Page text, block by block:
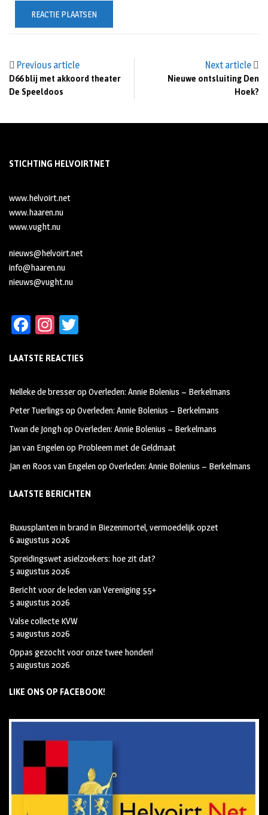
Previous article
D66 blij met akkoord theater
De Speeldoos
Next article
Nieuwe ontsluiting Den
Hoek?
STICHTING HELVOIRTNET
www.helvoirt.net
www.haaren.nu
www.vught.nu
nieuws@helvoirt.net
info@haaren.nu
nieuws@vught.nu
Fa
b
oo
k
In
ag
m
tt
LAATSTE REACTIES
Nelleke de bresseropOverleden: Annie Bolenius – Berkelmans
Peter Tuerlings opOverleden: Annie Bolenius – Berkelmans
Twan de JonghopOverleden: Annie Bolenius – Berkelmans
Jan van Engelenop Probleem met de Geldmaat
Jan en Roos van EngelenopOverleden: Annie Bolenius – Berkelmans
LAATSTE BERICHTEN
Buxusplanten in brand in Biezenmortel, vermoedelijk opzet
6 augustus 2026
Spreidingswet asielzoekers: hoe zit dat?
5 augustus 2026
Bericht voor de leden van Vereniging 55+
5 augustus 2026
Valse collecte KVW
5 augustus 2026
Oppas gezocht voor onze twee honden!
5 augustus 2026
LIKE ONS OP FACEBOOK!